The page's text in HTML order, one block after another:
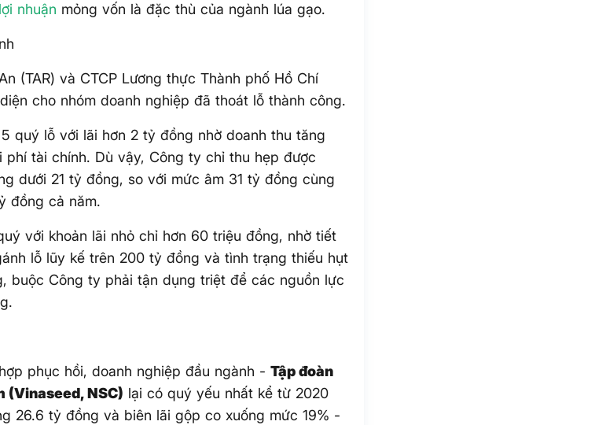
nhuận mỏng vốn là đặc thù của ngành lúa gạo.
(TAR) và CTCP Lương thực Thành phố Hồ Chí
cho nhóm doanh nghiệp đã thoát lỗ thành công.
quý lỗ với lãi hơn 2 tỷ đồng nhờ doanh thu tăng
phí tài chính. Dù vậy, Công ty chỉ thu hẹp được
dưới 21 tỷ đồng, so với mức âm 31 tỷ đồng cùng
đồng cả năm.
với khoản lãi nhỏ chỉ hơn 60 triệu đồng, nhờ tiết
lỗ lũy kế trên 200 tỷ đồng và tình trạng thiếu hụt
buộc Công ty phải tận dụng triệt để các nguồn lực
phục hồi, doanh nghiệp đầu ngành -Tập đoàn
(Vinaseed, NSC) lại có quý yếu nhất kể từ 2020
26.6 tỷ đồng và biên lãi gộp co xuống mức 19% -